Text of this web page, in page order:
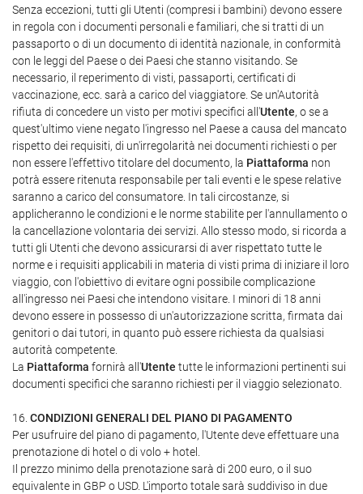
Senza eccezioni, tutti gli Utenti (compresi i bambini) devono essere
in regola con i documenti personali e familiari, che si tratti di un
passaporto o di un documento di identità nazionale, in conformità
con le leggi del Paese o dei Paesi che stanno visitando. Se
necessario, il reperimento di visti, passaporti, certificati di
vaccinazione, ecc. sarà a carico del viaggiatore. Se un'Autorità
rifiuta di concedere un visto per motivi specifici all'Utente, o se a
quest'ultimo viene negato l'ingresso nel Paese a causa del mancato
rispetto dei requisiti, di un'irregolarità nei documenti richiesti o per
non essere l'effettivo titolare del documento, la Piattaforma non
potrà essere ritenuta responsabile per tali eventi e le spese relative
saranno a carico del consumatore. In tali circostanze, si
applicheranno le condizioni e le norme stabilite per l'annullamento o
la cancellazione volontaria dei servizi. Allo stesso modo, si ricorda a
tutti gli Utenti che devono assicurarsi di aver rispettato tutte le
norme e i requisiti applicabili in materia di visti prima di iniziare il loro
viaggio, con l'obiettivo di evitare ogni possibile complicazione
all'ingresso nei Paesi che intendono visitare. I minori di 18 anni
devono essere in possesso di un'autorizzazione scritta, firmata dai
genitori o dai tutori, in quanto può essere richiesta da qualsiasi
autorità competente.
La Piattaforma fornirà all'Utente tutte le informazioni pertinenti sui
documenti specifici che saranno richiesti per il viaggio selezionato.
16. CONDIZIONI GENERALI DEL PIANO DI PAGAMENTO
Per usufruire del piano di pagamento, l'Utente deve effettuare una
prenotazione di hotel o di volo + hotel.
Il prezzo minimo della prenotazione sarà di 200 euro, o il suo
equivalente in GBP o USD. L'importo totale sarà suddiviso in due